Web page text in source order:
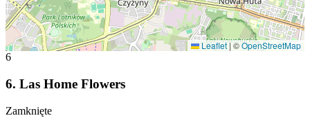
Leaflet|©OpenStreetMap
6
6. Las Home Flowers
Zamknięte